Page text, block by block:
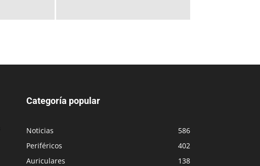
Categoría popular
Noticias
586
Periféricos
402
Auriculares
138